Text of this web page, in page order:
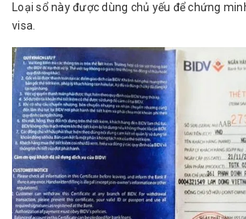
Loại sổ này được dùng chủ yếu để chứng
visa.